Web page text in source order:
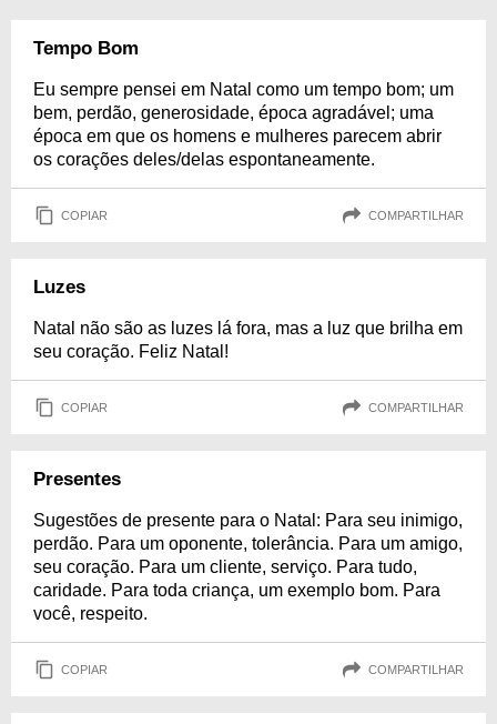
Tempo Bom
Eu sempre pensei em Natal como um tempo bom; um
bem, perdão, generosidade, época agradável; uma
época em que os homens e mulheres parecem abrir
os corações deles/delas espontaneamente.
COPIAR COMPARTILHAR
Luzes
Natal não são as luzes lá fora, mas a luz que brilha em
seu coração. Feliz Natal!
COPIAR COMPARTILHAR
Presentes
Sugestões de presente para o Natal: Para seu inimigo,
perdão. Para um oponente, tolerância. Para um amigo,
seu coração. Para um cliente, serviço. Para tudo,
caridade. Para toda criança, um exemplo bom. Para
você, respeito.
COPIAR COMPARTILHAR